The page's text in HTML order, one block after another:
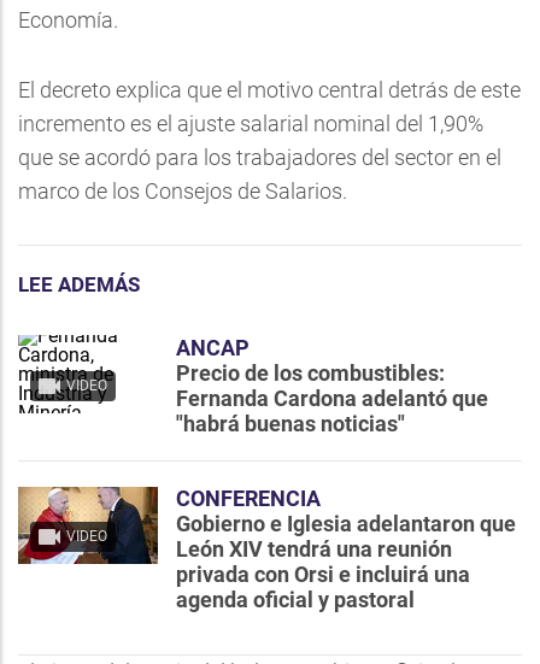
Economía.
El decreto explica que el motivo central detrás de este
incremento es el ajuste salarial nominal del 1,90%
que se acordó para los trabajadores del sector en el
marco de los Consejos de Salarios.
LEE ADEMÁS
VIDEO
ANCAP
Precio de los combustibles:
Fernanda Cardona adelantó que
"habrá buenas noticias"
VIDEO
CONFERENCIA
Gobierno e Iglesia adelantaron que
León XIV tendrá una reunión
privada con Orsi e incluirá una
agenda oficial y pastoral